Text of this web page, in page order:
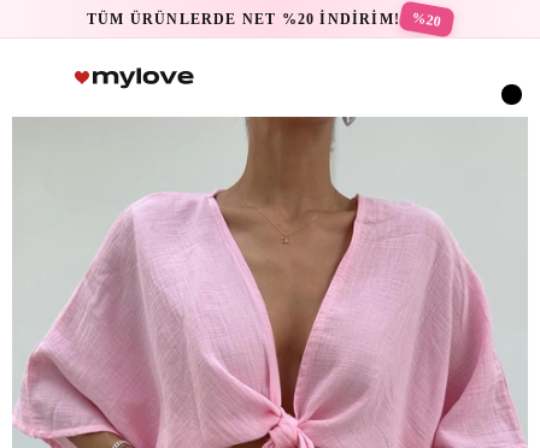
TÜM ÜRÜNLERDE NET %20 İNDİRİM! %20